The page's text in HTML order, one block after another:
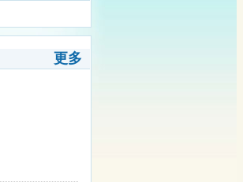
更多